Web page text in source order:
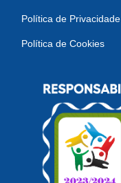
Política de Privacidade
Política de Cookies